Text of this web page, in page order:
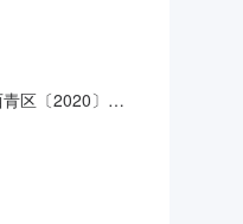
区〔2020〕
址：天津市南